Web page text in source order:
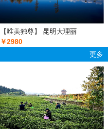
【唯美独尊】 昆明大理丽
￥2980
更多